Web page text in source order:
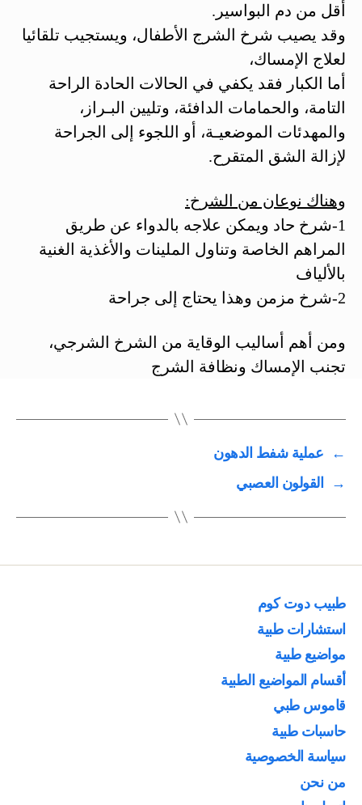
أقل من دم البواسير.
وقد يصيب شرخ الشرج الأطفال، ويستجيب تلقائيا
لعلاج الإمساك،
أما الكبار فقد يكفي في الحالات الحادة الراحة
التامة، والحمامات الدافئة، وتليين البـراز،
والمهدئات الموضعيـة، أو اللجوء إلى الجراحة
لإزالة الشق المتقرح.
وهناك نوعان من الشرخ:
1-شرخ حاد ويمكن علاجه بالدواء عن طريق
المراهم الخاصة وتناول الملينات والأغذية الغنية
بالألياف
2-شرخ مزمن وهذا يحتاج إلى جراحة
ومن أهم أساليب الوقاية من الشرخ الشرجي،
تجنب الإمساك ونظافة الشرج
←
عملية شفط الدهون
→
القولون العصبي
طبيب دوت كوم
استشارات طبية
مواضيع طبية
أقسام المواضيع الطبية
قاموس طبي
حاسبات طبية
سياسة الخصوصية
من نحن